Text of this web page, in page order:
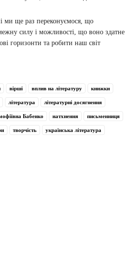
ми ще раз переконуємося, що
силу і можливості, що воно здатне
горизонти та робити наш світ
вірші вплив на літературу книжки
література літературні досягнення
Бабенко натхнення письменниця
творчість українська література